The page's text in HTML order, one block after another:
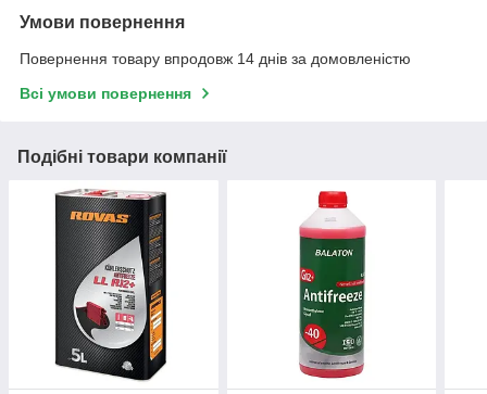
Умови повернення
Повернення товару впродовж 14 днів за домовленістю
Всі умови повернення
Подібні товари компанії